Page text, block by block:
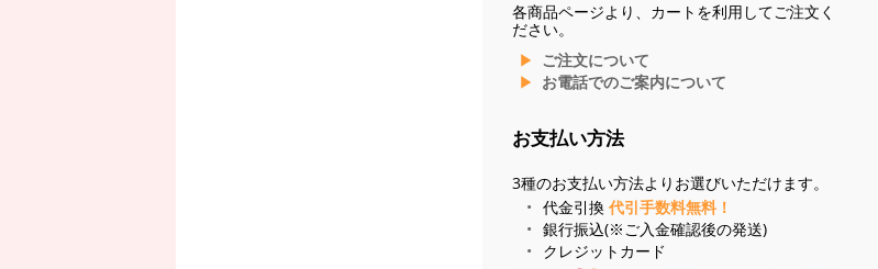
各商品ページより、カートを利用してご注文く
ださい。
ご注文について
お電話でのご案内について
お支払い方法
3種のお支払い方法よりお選びいただけます。
代金引換 代引手数料無料！
銀行振込(※ご入金確認後の発送)
クレジットカード